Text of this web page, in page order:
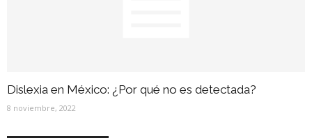
Dislexia en México: ¿Por qué no es detectada?
8 noviembre, 2022